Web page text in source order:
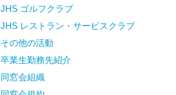
JHS ゴルフクラブ
JHS レストラン・サービスクラブ
その他の活動
卒業生勤務先紹介
同窓会組織